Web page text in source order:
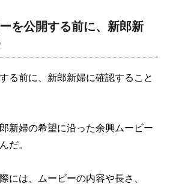
ありがとうござ
を公開する前に、新郎新
る前に、新郎新婦に確認すること
新婦の希望に沿った余興ムービー
だ。
には、ムービーの内容や長さ、